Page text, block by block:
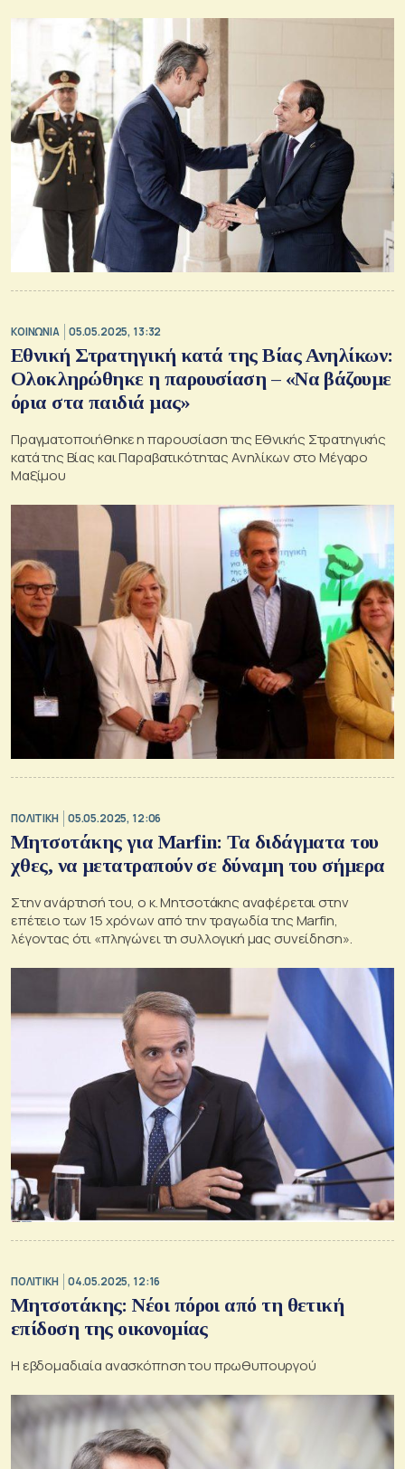
ΚΟΙΝΩΝΙΑ 05.05.2025, 13:32
Εθνική Στρατηγική κατά της Βίας Ανηλίκων:
Ολοκληρώθηκε η παρουσίαση – «Να βάζουμε
όρια στα παιδιά μας»
Πραγματοποιήθηκε η παρουσίαση της Εθνικής Στρατηγικής
κατά της Βίας και Παραβατικότητας Ανηλίκων στο Μέγαρο
Μαξίμου
ΠΟΛΙΤΙΚΗ 05.05.2025, 12:06
Μητσοτάκης για Marfin: Τα διδάγματα του
χθες, να μετατραπούν σε δύναμη του σήμερα
Στην ανάρτησή του, ο κ. Μητσοτάκης αναφέρεται στην
επέτειο των 15 χρόνων από την τραγωδία της Marfin,
λέγοντας ότι «πληγώνει τη συλλογική μας συνείδηση».
ΠΟΛΙΤΙΚΗ 04.05.2025, 12:16
Μητσοτάκης: Νέοι πόροι από τη θετική
επίδοση της οικονομίας
Η εβδομαδιαία ανασκόπηση του πρωθυπουργού